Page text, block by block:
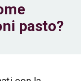
pasto?